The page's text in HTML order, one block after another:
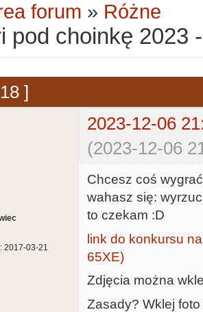
forum » Różne
pod choinkę 2023
]
2023-12-06
(2023-12-06
2017-03-21
Chcesz coś
wahasz się:
to czekam :D
link do konkursu
65XE)
Zdjęcia można
Zasady? Wklej foto